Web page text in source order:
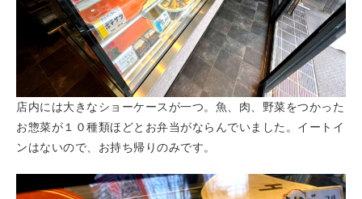
店内には大きなショーケースが一つ。魚、肉、野菜をつかった
お惣菜が１０種類ほどとお弁当がならんでいました。イートイ
ンはないので、お持ち帰りのみです。